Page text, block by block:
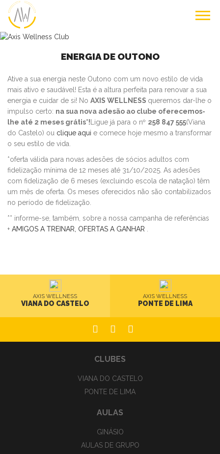
ENERGIA DE OUTONO
Ative a sua energia neste Outono com um novo estilo de vida
mais ativo e saudável! Esta é a altura perfeita para renovar a sua
energia e cuidar de si! No AXIS WELLNESS queremos dar-lhe o
impulso certo: na sua nova adesão ao clube oferecemos-
lhe até 2 meses grátis*! Ligue já para o nº 258 847 555(Viana
do Castelo) ou clique aqui e comece hoje mesmo a transformar
o seu estilo de vida.
*oferta válida para novas adesões de sócios adultos com
fidelização mínima de 12 meses até 31/10/2025. As adesões
com fidelização de 6 meses (excluindo escola de natação) têm
um mês de oferta. Os meses oferecidos não são contabilizados
no período de fidelização.
** informe-se, também, sobre a nossa campanha de referências
+ AMIGOS A TREINAR, OFERTAS A GANHAR
AXIS WELLNESS
VIANA DO CASTELO
AXIS WELLNESS
PONTE DE LIMA
CLUBES
VIANA DO CASTELO
PONTE DE LIMA
AULAS
GINÁSIO
AULAS DE GRUPO